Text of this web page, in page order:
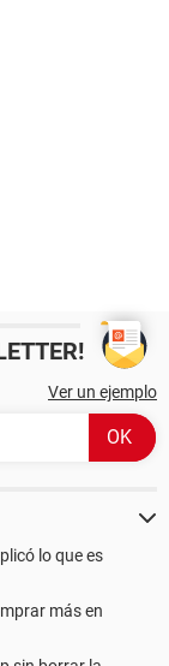
Ver un ejemplo
lo que es
más en